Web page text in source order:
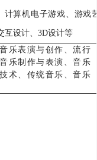
算机电子游戏、游戏艺
互设计、3D设计等
乐表演与创作、流行
乐制作与表演、音乐
术、传统音乐、音乐